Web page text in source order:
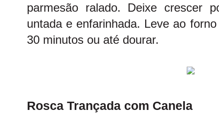
parmesão ralado. Deixe crescer
untada e enfarinhada. Leve ao
30 minutos ou até dourar.
Rosca Trançada com Canela